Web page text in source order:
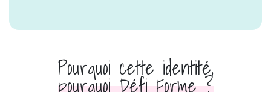
Pourquoi cette identité,
pourquoi Défi Forme ?